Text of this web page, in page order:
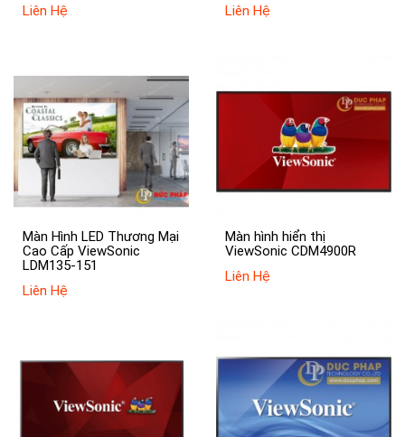
Liên Hệ
Liên Hệ
Màn Hình LED Thương Mại
Cao Cấp ViewSonic
LDM135-151
Liên Hệ
Màn hình hiển thị
ViewSonic CDM4900R
Liên Hệ